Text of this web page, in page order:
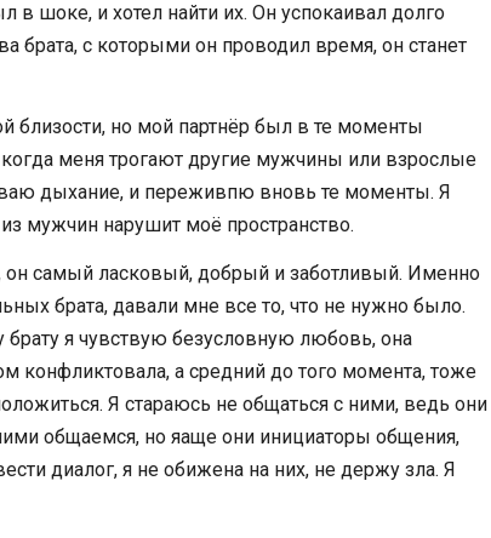
в шоке, и хотел найти их. Он успокаивал долго
брата, с которыми он проводил время, он станет
близости, но мой партнёр был в те моменты
меня трогают другие мужчины или взрослые
дыхание, и переживпю вновь те моменты. Я
мужчин нарушит моё пространство.
он самый ласковый, добрый и заботливый. Именно
брата, давали мне все то, что не нужно было.
я чувствую безусловную любовь, она
а средний до того момента, тоже
Я стараюсь не общаться с ними, ведь они
общаемся, но яаще они инициаторы общения,
диалог, я не обижена на них, не держу зла. Я